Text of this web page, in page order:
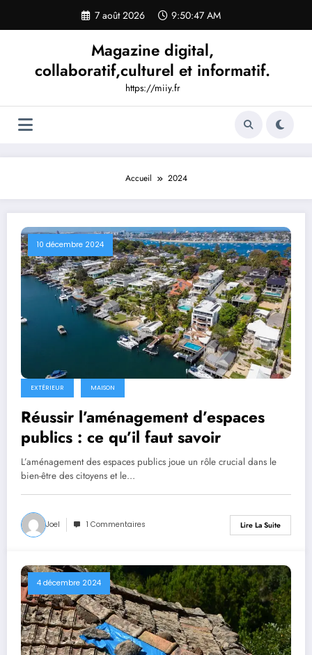
contenu
7 août 2026 9:50:49 AM
Magazine digital,
collaboratif,culturel et informatif.
https://miiy.fr
Accueil 2024
10 décembre 2024
EXTÉRIEUR MAISON
Réussir l’aménagement d’espaces
publics : ce qu’il faut savoir
L’aménagement des espaces publics joue un rôle crucial dans le
bien-être des citoyens et le…
Joel 1 Commentaires Lire La Suite
4 décembre 2024